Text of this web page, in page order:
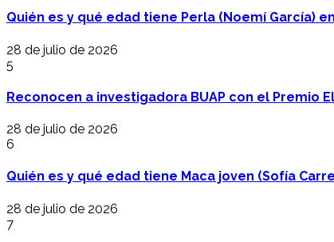
Quién es y qué edad tiene Perla (Noemí García)
28 de julio de 2026
5
Reconocen a investigadora BUAP con el Premio
28 de julio de 2026
6
Quién es y qué edad tiene Maca joven (Sofía
28 de julio de 2026
7